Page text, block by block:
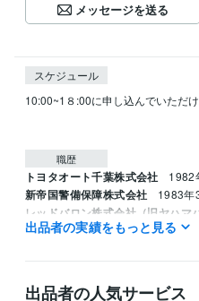
メッセージを送る
スケジュール
10:00~1８:00に申し込んでいただ
職歴
トヨタオート千葉株式会社 1982
新帝国警備保障株式会社 1983年
レッドバロン株式会社（旧ヤハマ
年8月 ~ 1995年8月
資格・検定
出品者の実績をもっと見る
出品者の人気サービス